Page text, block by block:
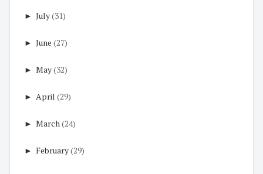
► July(31)
► June (27)
► May(32)
► April (29)
► March (24)
► February(29)